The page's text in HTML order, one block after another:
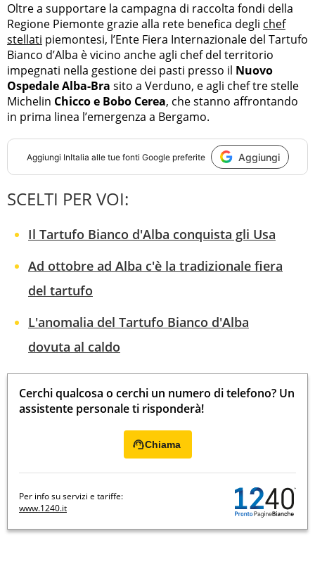
Oltre a supportare la campagna di raccolta fondi della
Regione Piemonte grazie alla rete benefica degli chef
stellati piemontesi, l’Ente Fiera Internazionale del Tartufo
Bianco d’Alba è vicino anche agli chef del territorio
impegnati nella gestione dei pasti presso il Nuovo
Ospedale Alba-Bra sito a Verduno, e agli chef tre stelle
Michelin Chicco e Bobo Cerea, che stanno affrontando
in prima linea l’emergenza a Bergamo.
Aggiungi InItalia alle tue fonti Google preferite Aggiungi
SCELTI PER VOI:
Il Tartufo Bianco d'Alba conquista gli Usa
Ad ottobre ad Alba c'è la tradizionale fiera
del tartufo
L'anomalia del Tartufo Bianco d'Alba
dovuta al caldo
Cerchi qualcosa o cerchi un numero di telefono? Un
assistente personale ti risponderà!
Chiama
Per info su servizi e tariffe:
www.1240.it